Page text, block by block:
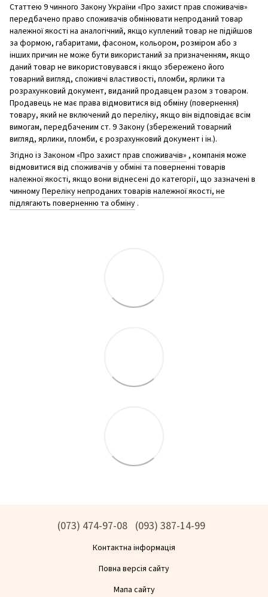
Статтею 9 чинного Закону України «Про захист прав споживачів»
передбачено право споживачів обмінювати непроданий товар
належної якості на аналогічний, якщо куплений товар не підійшов
за формою, габаритами, фасоном, кольором, розміром або з
інших причин не може бути використаний за призначенням, якщо
даний товар не використовувався і якщо збережено його
товарний вигляд, споживчі властивості, пломби, ярлики та
розрахунковий документ, виданий продавцем разом з товаром.
Продавець не має права відмовитися від обміну (повернення)
товару, який не включений до переліку, якщо він відповідає всім
вимогам, передбаченим ст. 9 Закону (збережений товарний
вигляд, ярлики, пломби, є розрахунковий документ і ін.).
Згідно із Законом «Про захист прав споживачів» , компанія може
відмовитися від споживачів у обміні та поверненні товарів
належної якості, якщо вони віднесені до категорії, що зазначені в
чинномуПереліку непроданих товарів належної якості, не
підлягають поверненню та обміну .
(073) 474-97-08 (093) 387-14-99
Контактна інформація
Повна версія сайту
Мапа сайту